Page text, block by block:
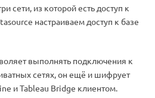
сети, из которой есть доступ к
настраиваем доступ к базе
выполнять подключения к
сетях, он ещё и шифрует
и Tableau Bridge клиентом.